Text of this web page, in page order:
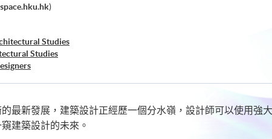
)
Studies
Studies
最新發展，建築設計正經歷一個分水嶺，設計師可以使用強
建築設計的未來。